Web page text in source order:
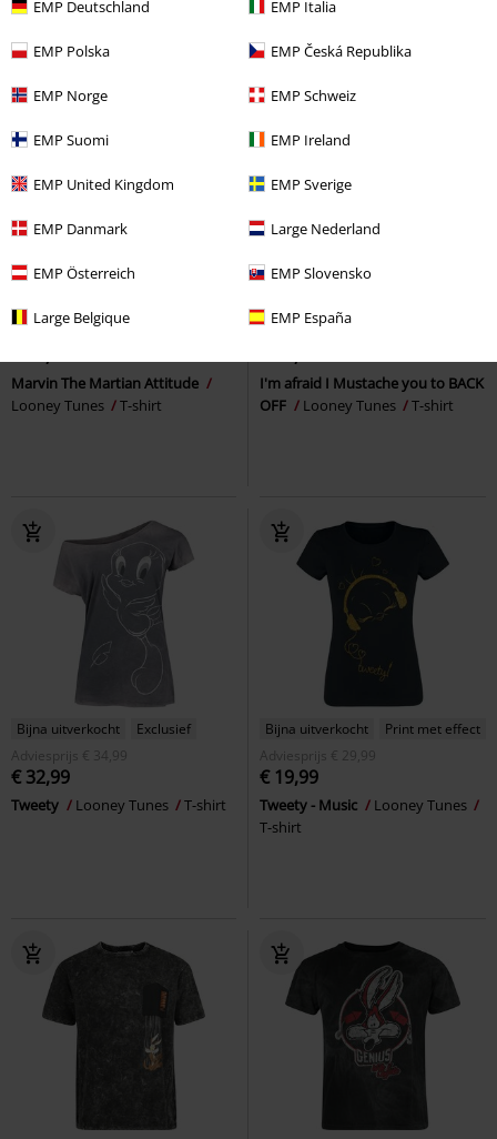
EMP Deutschland EMP Italia
EMP Polska EMP Česká Republika
EMP Norge EMP Schweiz
EMP Suomi EMP Ireland
EMP United Kingdom EMP Sverige
EMP Danmark Large Nederland
EMP Österreich EMP Slovensko
Large Belgique EMP España
Bijna uitverkocht
Marvin The Martian Attitude
Looney Tunes
T-shirt
I'm afraid I Mustache you to BACK
OFF
Looney Tunes T-shirt
Bijna uitverkocht
Exclusief
Adviesprijs
€ 34,99
€ 32,99
Tweety Looney Tunes T-shirt
Bijna uitverkocht
Print met effect
Adviesprijs
€ 29,99
€ 19,99
Tweety - Music
Looney Tunes
T-shirt